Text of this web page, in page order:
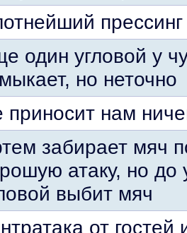
один угловой у
но неточно
приносит нам
забирает мяч
атаку, но до
выбит мяч
от